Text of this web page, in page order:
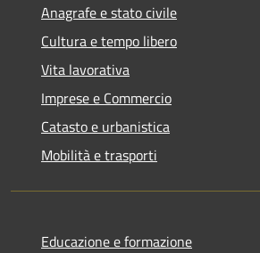
Anagrafe e stato civile
Cultura e tempo libero
Vita lavorativa
Imprese e Commercio
Catasto e urbanistica
Mobilità e trasporti
Educazione e formazione